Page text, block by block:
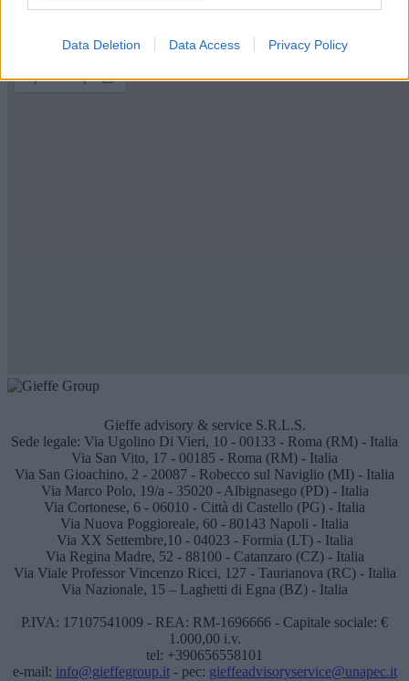
Data Deletion Data Access Privacy Policy
Dove siamo
Gieffe advisory & service S.R.L.S.
Sede legale: Via Ugolino Di Vieri, 10 - 00133 - Roma (RM) - Italia
Via San Vito, 17 - 00185 - Roma (RM) - Italia
Via San Gioachino, 2 - 20087 - Robecco sul Naviglio (MI) - Italia
Via Marco Polo, 19/a - 35020 - Albignasego (PD) - Italia
Via Cortonese, 6 - 06010 - Città di Castello (PG) - Italia
Via Nuova Poggioreale, 60 - 80143 Napoli - Italia
Via XX Settembre,10 - 04023 - Formia (LT) - Italia
Via Regina Madre, 52 - 88100 - Catanzaro (CZ) - Italia
Via Viale Professor Vincenzo Ricci, 127 - Taurianova (RC) - Italia
Via Nazionale, 15 – Laghetti di Egna (BZ) - Italia
P.IVA: 17107541009 - REA: RM-1696666 - Capitale sociale: €
1.000,00 i.v.
tel: +390656558101
e-mail: info@gieffegroup.it- pec: gieffeadvisoryservice@unapec.it